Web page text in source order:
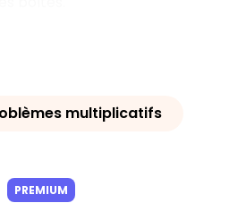
multiplicatifs
PREMIUM